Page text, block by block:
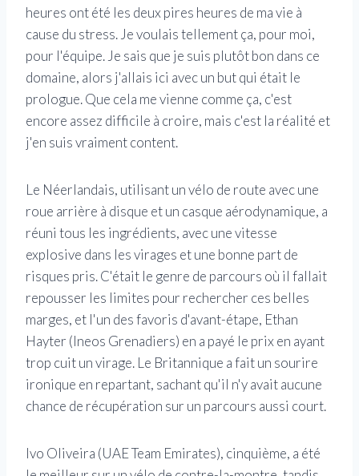
heures ont été les deux pires heures de ma vie à
cause du stress. Je voulais tellement ça, pour moi,
pour l'équipe. Je sais que je suis plutôt bon dans ce
domaine, alors j'allais ici avec un but qui était le
prologue. Que cela me vienne comme ça, c'est
encore assez difficile à croire, mais c'est la réalité et
j'en suis vraiment content.
Le Néerlandais, utilisant un vélo de route avec une
roue arrière à disque et un casque aérodynamique, a
réuni tous les ingrédients, avec une vitesse
explosive dans les virages et une bonne part de
risques pris. C'était le genre de parcours où il fallait
repousser les limites pour rechercher ces belles
marges, et l'un des favoris d'avant-étape, Ethan
Hayter (Ineos Grenadiers) en a payé le prix en ayant
trop cuit un virage. Le Britannique a fait un sourire
ironique en repartant, sachant qu'il n'y avait aucune
chance de récupération sur un parcours aussi court.
Ivo Oliveira (UAE Team Emirates), cinquième, a été